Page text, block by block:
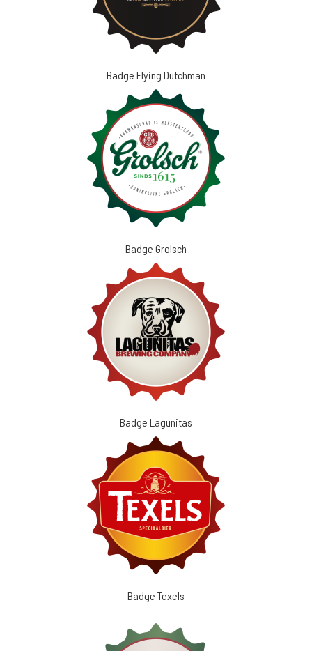
Badge Flying Dutchman
Badge Grolsch
Badge Lagunitas
Badge Texels